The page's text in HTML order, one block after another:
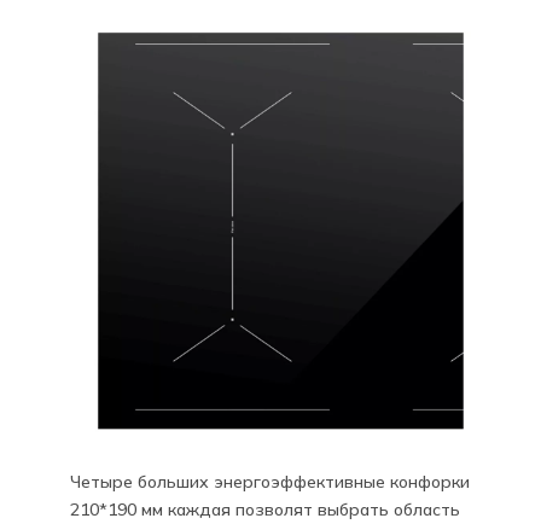
Четыре больших энергоэффективные конфорки
210*190 мм каждая позволят выбрать область